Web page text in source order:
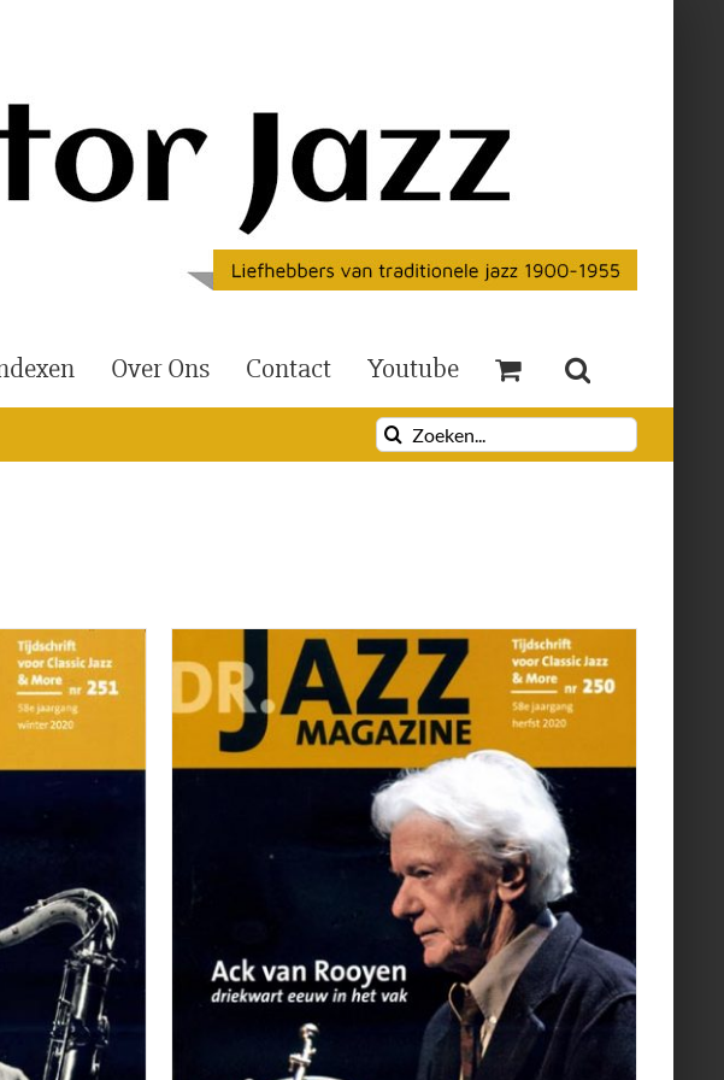
Over Ons Contact Youtube
Zoeken
naar:
DETAILS